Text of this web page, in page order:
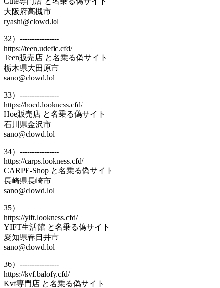
大阪府高槻市
ryashi@clowd.lol
32）----------------
https://teen.udefic.cfd/
Teen販売店 と名乗る偽サイト
栃木県大田原市
sano@clowd.lol
33）----------------
https://hoed.lookness.cfd/
Hoe販売店 と名乗る偽サイト
石川県金沢市
sano@clowd.lol
34）----------------
https://carps.lookness.cfd/
CARPE-Shop と名乗る偽サイト
長崎県長崎市
sano@clowd.lol
35）----------------
https://yift.lookness.cfd/
YIFT生活館 と名乗る偽サイト
愛知県春日井市
sano@clowd.lol
36）----------------
https://kvf.balofy.cfd/
Kvf専門店 と名乗る偽サイト